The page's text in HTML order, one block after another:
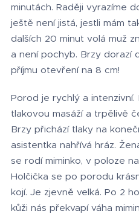
minutách. Raději vyrazíme
ještě není jistá, jestli mám
dalších 20 minut volá muž
a není pochyb. Brzy dorazí
příjmu otevření na 8 cm!
Porod je rychlý a intenzivní.
tlakovou masáží a trpělivě
Brzy přichází tlaky na
asistentka nahřívá hráz.
se rodí miminko, v poloze
Holčička se po porodu
kojí. Je zjevně velká. Po 2
kůži nás překvapí váha